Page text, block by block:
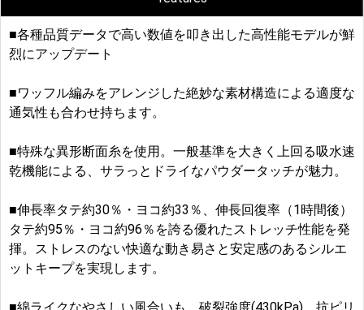
■各種品質データで高い数値を叩き出した高性能モデルが鮮
烈にアップデート
■ワッフル編みをアレンジした絶妙な素材構造による適度な
通気性も合わせ持ちます。
■特殊な異形断面糸を使用。一般基準を大きく上回る吸水速
乾機能による、サラっとドライなパウダータッチが魅力。
■伸長率タテ約30％・ヨコ約33％、伸長回復率（1時間後）
タテ約95％・ヨコ約96％を誇る優れたストレッチ性能を発
揮。ストレスのない快適な動き易さと安定感のあるシルエ
ットキープを実現します。